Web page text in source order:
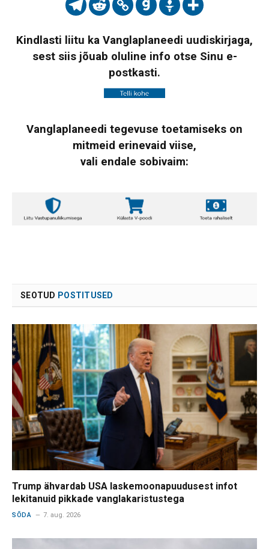
Kindlasti liitu ka Vanglaplaneedi uudiskirjaga,
sest siis jõuab oluline info otse Sinu e-
postkasti.
Vanglaplaneedi tegevuse toetamiseks on
mitmeid erinevaid viise,
vali endale sobivaim:
SEOTUD POSTITUSED
Trump ähvardab USA laskemoonapuudusest infot
lekitanuid pikkade vanglakaristustega
SÕDA 7. aug. 2026